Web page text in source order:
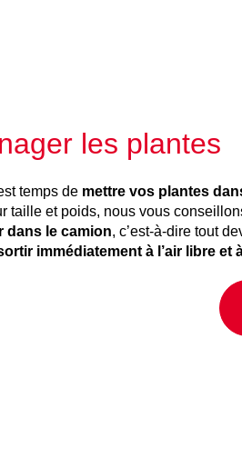
les plantes
temps de mettre vos plantes
taille et poids, nous vous
dans le camion, c’est-à-dire tout
immédiatement à l’air libre et